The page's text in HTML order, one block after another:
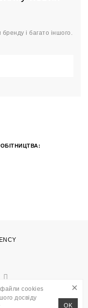
і багато іншого.
cookies
досвіду
OK
×